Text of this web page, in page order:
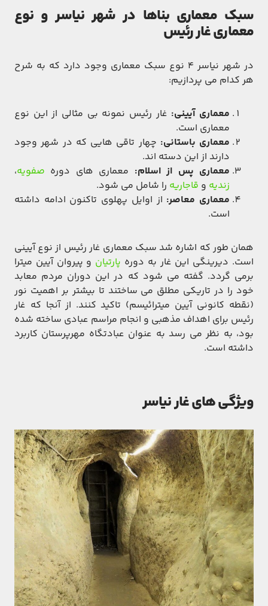
سبک معماری بناها در شهر نیاسر و نوع
معماری غار رئیس
در شهر نیاسر ۴ نوع سبک معماری وجود دارد که به شرح
هر کدام می پردازیم:
معماری آیینی: غار رئیس نمونه بی مثالی از این نوع
معماری است.
معماری باستانی: چهار تاقی هایی که در شهر وجود
دارند از این دسته اند.
معماری پس از اسلام: معماری های دوره صفویه،
زندیه و قاجاریه را شامل می شود.
معماری معاصر: از اوایل پهلوی تاکنون ادامه داشته
است.
همان طور که اشاره شد سبک معماری غار رئیس از نوع آیینی
است. دیرینگی این غار به دوره پارتیان و پیروان آیین میترا
برمی گردد. گفته می شود که در این دوران مردم معابد
خود را در تاریکی مطلق می ساختند تا بیشتر بر اهمیت نور
(نقطه کانونی آیین میترائیسم) تاکید کنند. از آنجا که غار
رئیس برای اهداف مذهبی و انجام مراسم عبادی ساخته شده
بود، به نظر می رسد به عنوان عبادتگاه مهرپرستان کاربرد
داشته است.
ویژگی های غار نیاسر